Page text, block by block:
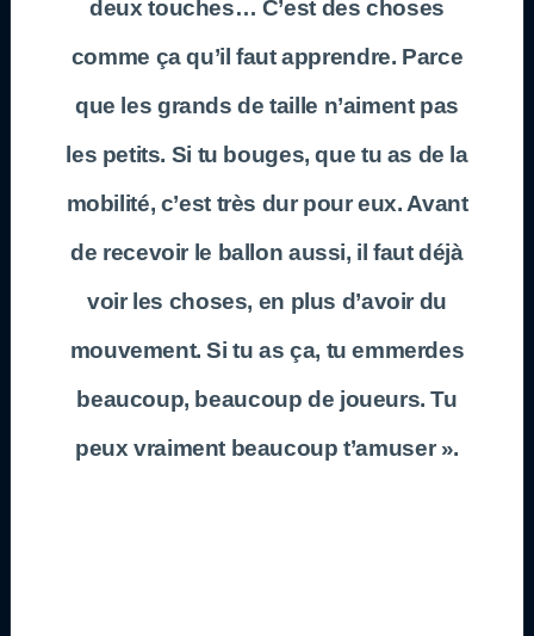
deux touches… C’est des choses
comme ça qu’il faut apprendre. Parce
que les grands de taille n’aiment pas
les petits. Si tu bouges, que tu as de la
mobilité, c’est très dur pour eux. Avant
de recevoir le ballon aussi, il faut déjà
voir les choses, en plus d’avoir du
mouvement. Si tu as ça, tu emmerdes
beaucoup, beaucoup de joueurs. Tu
peux vraiment beaucoup t’amuser ».